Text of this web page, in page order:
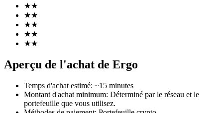
Futures utilisant l'USDT comme garantie
★★
★★
★★
★★
★★
Aperçu de l'achat de Ergo
Temps d'achat estimé: ~15 minutes
Montant d'achat minimum: Déterminé par le réseau et le
portefeuille que vous utilisez.